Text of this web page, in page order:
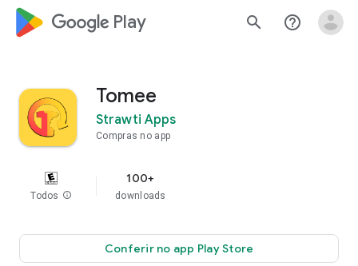
google_logo Play search help_outline
Tomee
Strawti Apps
Compras no app
Todos info
100+
downloads
Conferir no app Play Store